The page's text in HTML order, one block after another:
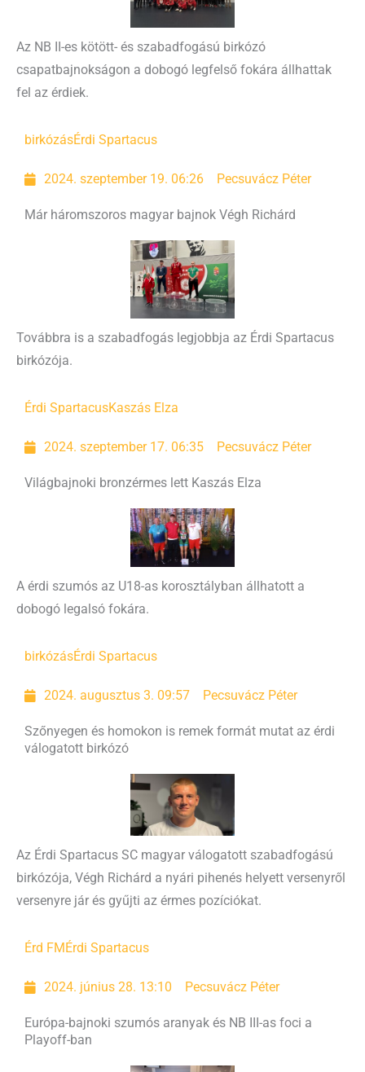
Az NB II-es kötött- és szabadfogású birkózó
csapatbajnokságon a dobogó legfelső fokára állhattak
fel az érdiek.
birkózásÉrdi Spartacus
2024. szeptember 19. 06:26 Pecsuvácz Péter
Már háromszoros magyar bajnok Végh Richárd
Továbbra is a szabadfogás legjobbja az Érdi Spartacus
birkózója.
Érdi SpartacusKaszás Elza
2024. szeptember 17. 06:35 Pecsuvácz Péter
Világbajnoki bronzérmes lett Kaszás Elza
A érdi szumós az U18-as korosztályban állhatott a
dobogó legalsó fokára.
birkózásÉrdi Spartacus
2024. augusztus 3. 09:57 Pecsuvácz Péter
Szőnyegen és homokon is remek formát mutat az érdi
válogatott birkózó
Az Érdi Spartacus SC magyar válogatott szabadfogású
birkózója, Végh Richárd a nyári pihenés helyett versenyről
versenyre jár és gyűjti az érmes pozíciókat.
Érd FM Érdi Spartacus
2024. június 28. 13:10 Pecsuvácz Péter
Európa-bajnoki szumós aranyak és NB III-as foci a
Playoff-ban